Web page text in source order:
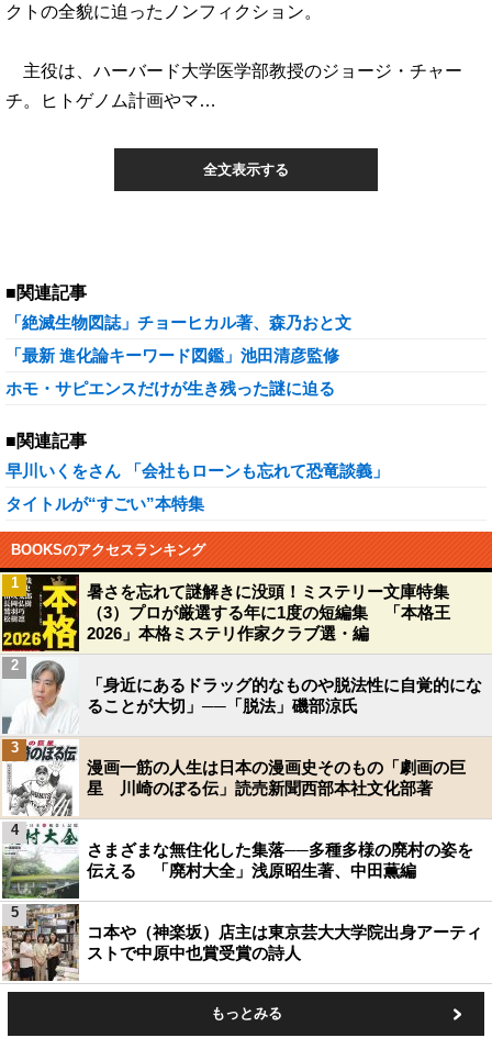
クトの全貌に迫ったノンフィクション。
主役は、ハーバード大学医学部教授のジョージ・チャー
チ。ヒトゲノム計画やマ…
全文表示する
■関連記事
「絶滅生物図誌」チョーヒカル著、森乃おと文
「最新 進化論キーワード図鑑」池田清彦監修
ホモ・サピエンスだけが生き残った謎に迫る
■関連記事
早川いくをさん 「会社もローンも忘れて恐竜談義」
タイトルが“すごい”本特集
BOOKSのアクセスランキング
暑さを忘れて謎解きに没頭！ミステリー文庫特集
（3）プロが厳選する年に1度の短編集 「本格王
2026」本格ミステリ作家クラブ選・編
1
「身近にあるドラッグ的なものや脱法性に自覚的にな
ることが大切」──「脱法」磯部涼氏
2
漫画一筋の人生は日本の漫画史そのもの「劇画の巨
星 川崎のぼる伝」読売新聞西部本社文化部著
3
さまざまな無住化した集落──多種多様の廃村の姿を
伝える 「廃村大全」浅原昭生著、中田薫編
4
コ本や（神楽坂）店主は東京芸大大学院出身アーティ
ストで中原中也賞受賞の詩人
5
もっとみる